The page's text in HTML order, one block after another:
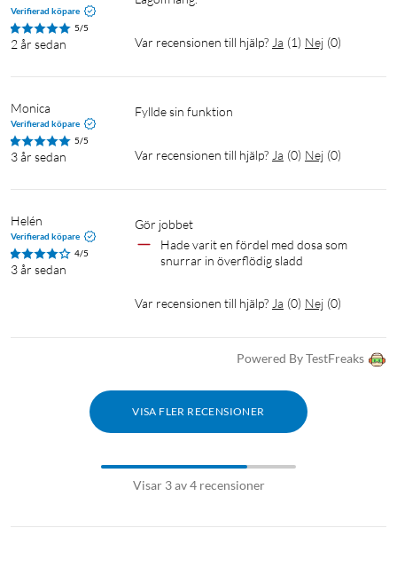
Verifierad köpare
5/5
2 år sedan Var recensionen till hjälp? Ja (1) Nej (0)
Monica
Verifierad köpare
5/5
3 år sedan
Fyllde sin funktion
Var recensionen till hjälp? Ja (0) Nej (0)
Helén
Verifierad köpare
4/5
3 år sedan
Gör jobbet
Hade varit en fördel med dosa som
snurrar in överflödig sladd
Var recensionen till hjälp? Ja (0) Nej (0)
Powered By TestFreaks
VISA FLER RECENSIONER
Visar 3 av 4 recensioner